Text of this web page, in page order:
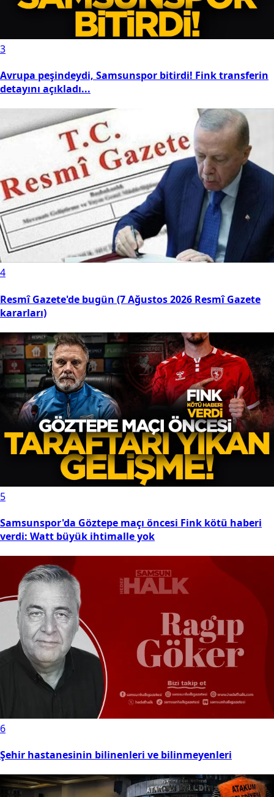
3
Avrupa peşindeydi, Samsunspor bitirdi! Fink transferin
detayını açıkladı...
4
Resmî Gazete'de bugün (7 Ağustos 2026 Resmî Gazete
kararları)
5
Samsunspor'da Göztepe maçı öncesi Fink kötü haberi
verdi: Watt büyük ihtimalle yok
6
Şehir hastanesinin bilinenleri ve bilinmeyenleri